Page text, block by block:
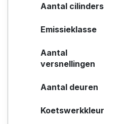
Aantal cilinders
Emissieklasse
Aantal
versnellingen
Aantal deuren
Koetswerkkleur